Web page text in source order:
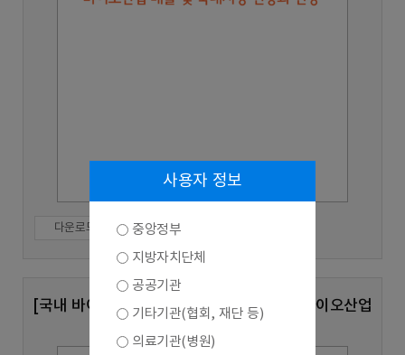
다운로드
[국내 바이오산업 실태조사 심층분석 8호] 바이오산업
매출,국내시장 현황과 전망
사용자 정보
중앙정부
지방자치단체
공공기관
기타기관(협회, 재단 등)
의료기관(병원)